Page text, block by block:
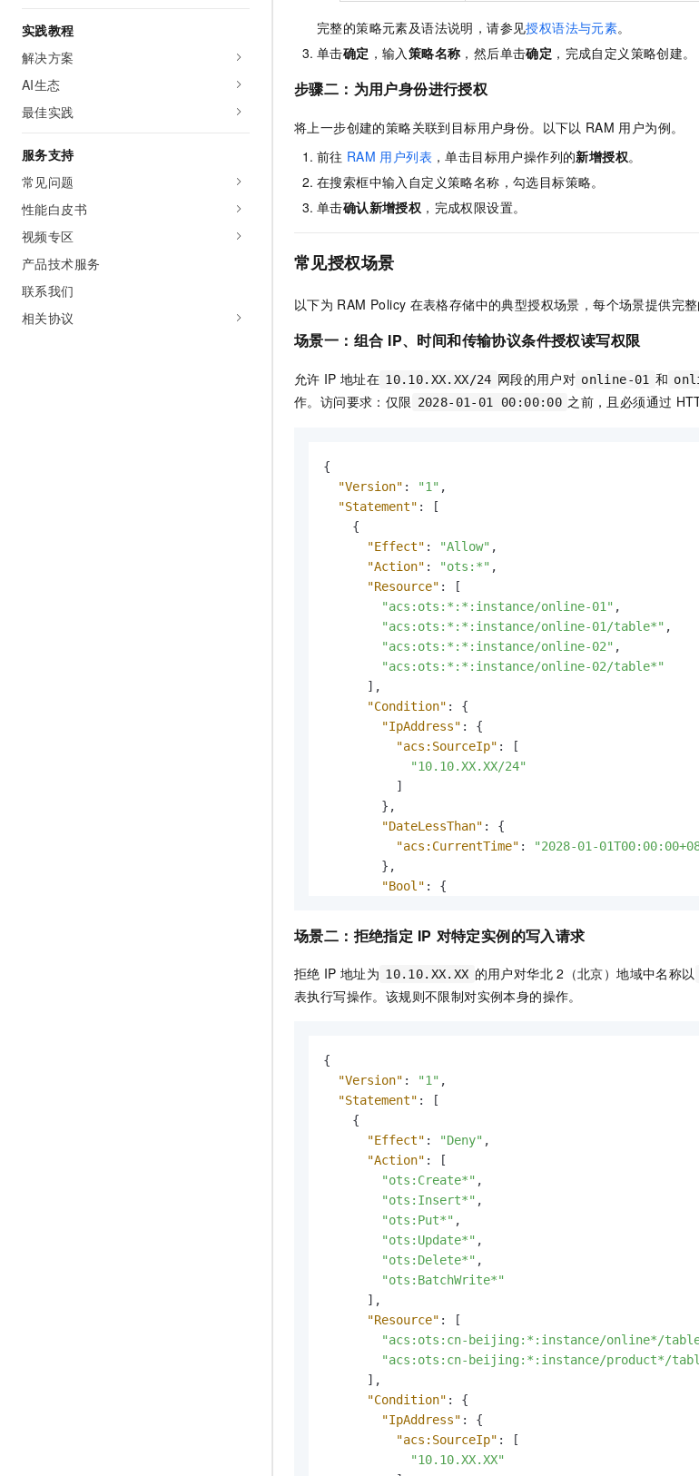
实践教程
解决方案
AI生态
最佳实践
服务支持
常见问题
性能白皮书
视频专区
产品技术服务
联系我们
相关协议
完整的策略元素及语法说明，请参见授权语法与元素。
单击确定 ，输入策略名称 ，然后单击确定 ，完成自定义策略创建。
步骤二：为用户身份进行授权
将上一步创建的策略关联到目标用户身份。以下以 RAM 用户为例。
前往 RAM 用户列表 ，单击目标用户操作列的新增授权。
在搜索框中输入自定义策略名称，勾选目标策略。
单击确认新增授权 ，完成权限设置。
常见授权场景
以下为 RAM Policy 在表格存储中的典型授权场景，每个场景提供完
场景一：组合 IP、时间和传输协议条件授权读写权限
允许 IP 地址在 10.10.XX.XX/24 网段的用户对 online-01 和
作。访问要求：仅限 2028-01-01 00:00:00 之前，且必须通过
{
"Version" : "1" ,
"Statement" :
[
{
"Effect" : "Allow" ,
"Action" : "ots:*" ,
"Resource" :
[
"acs:ots:*:*:instance/online-01" ,
"acs:ots:*:*:instance/online-01/table*" ,
"acs:ots:*:*:instance/online-02" ,
"acs:ots:*:*:instance/online-02/table*"
] ,
"Condition" :
{
"IpAddress" :
{
"acs:SourceIp" :
[
"10.10.XX.XX/24"
]
} ,
"DateLessThan" :
{
"acs:CurrentTime" :
"2028-01-
} ,
"Bool" :
{
}
}
}
}
场景二：拒绝指定 IP 对特定实例的写入请求
拒绝 IP 地址为 10.10.XX.XX 的用户对华北 2（北京）地域中名称以
表执行写操作。该规则不限制对实例本身的操作。
{
"Version" : "1" ,
"Statement" :
[
{
"Effect" : "Deny" ,
"Action" :
[
"ots:Create*" ,
"ots:Insert*" ,
"ots:Put*" ,
"ots:Update*" ,
"ots:Delete*" ,
"ots:BatchWrite*"
] ,
"Resource" :
[
"acs:ots:cn-beijing:*:instance/online*/
"acs:ots:cn-beijing:*:instance/product*/
] ,
"Condition" :
{
"IpAddress" :
{
"acs:SourceIp" :
[
"10.10.XX.XX"